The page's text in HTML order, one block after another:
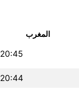
المغرب
20:45
20:44